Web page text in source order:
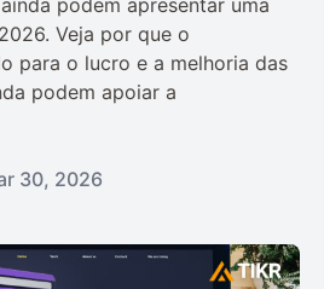
podem apresentar uma
Veja por que o
para o lucro e a melhoria das
podem apoiar a
30, 2026